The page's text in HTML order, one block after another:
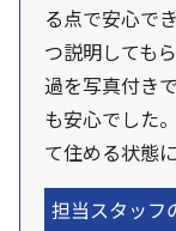
る点で安心で
つ説明しても
過を写真付き
も安心でした
て住める状態
担当スタッフ